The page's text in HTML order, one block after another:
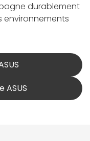
durablement
environnements
ASUS